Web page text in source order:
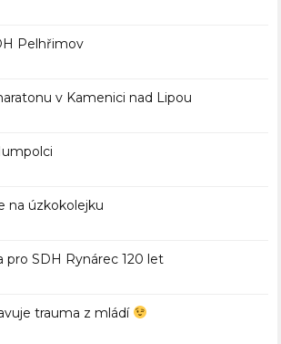
Pelhřimov
v Kamenici nad Lipou
na úzkokolejku
pro SDH Rynárec 120 let
trauma z mládí